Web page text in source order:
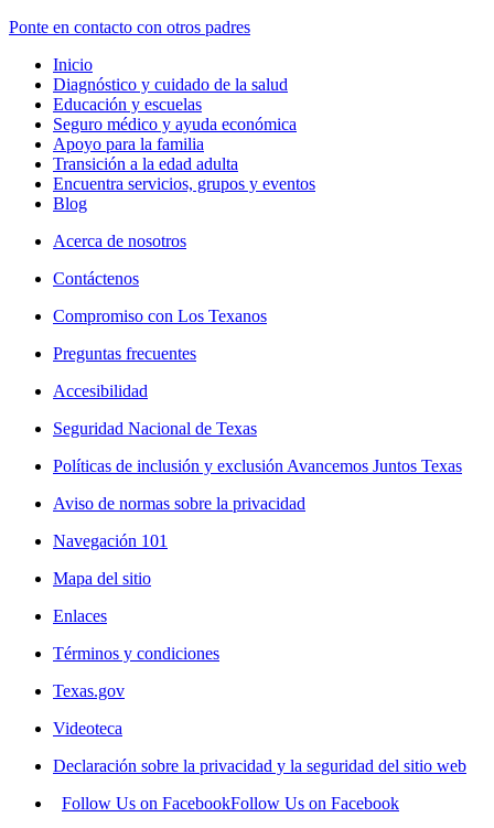
Ponte en contacto con otros padres
Inicio
Diagnóstico y cuidado de la salud
Educación y escuelas
Seguro médico y ayuda económica
Apoyo para la familia
Transición a la edad adulta
Encuentra servicios, grupos y eventos
Blog
Acerca de nosotros
Contáctenos
Compromiso con Los Texanos
Preguntas frecuentes
Accesibilidad
Seguridad Nacional de Texas
Políticas de inclusión y exclusión Avancemos Juntos Texas
Aviso de normas sobre la privacidad
Navegación 101
Mapa del sitio
Enlaces
Términos y condiciones
Texas.gov
Videoteca
Declaración sobre la privacidad y la seguridad del sitio web
Follow Us on FacebookFollow Us on Facebook